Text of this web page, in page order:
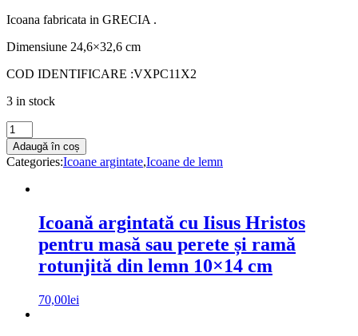
Icoana fabricata in GRECIA .
Dimensiune 24,6×32,6 cm
COD IDENTIFICARE :VXPC11X2
3 in stock
Icoană
argintată
cu
Iisus
Hristos
lemn
Adaugă în coș
Categories:Icoane argintate,Icoane de lemn
Icoană argintată cu Iisus Hristos
pentru masă sau perete și ramă
rotunjită din lemn 10×14 cm
70,00lei